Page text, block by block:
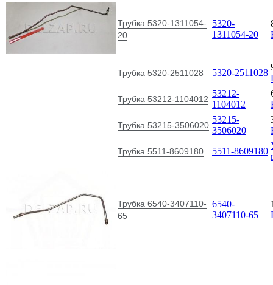
Трубка 5320-1311054-
20
5320-
1311054-20
Трубка 5320-2511028 5320-2511028
Трубка 53212-1104012
53212-
1104012
Трубка 53215-3506020
53215-
3506020
Трубка 5511-8609180 5511-8609180
Трубка 6540-3407110-
65
6540-
3407110-65